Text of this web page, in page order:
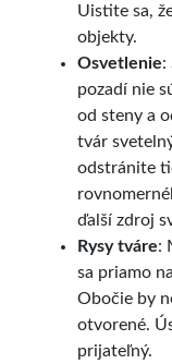
Uistite sa,
objekty.
Osvetlenie:
pozadí nie
od steny a
tvár
odstránite
ďalší zdroj
Rysy tváre:
sa priamo
Obočie by
otvorené.
prijateľný.